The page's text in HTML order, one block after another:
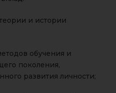
и истории
обучения и
поколения,
развития личности;